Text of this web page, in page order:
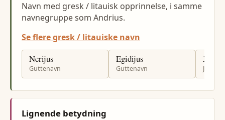
Navn med gresk / litauisk opprinnelse, i samme
navnegruppe som Andrius.
Se flere gresk / litauiske navn
Nerijus
Guttenavn
Egidijus
Guttenavn
Lignende betydning